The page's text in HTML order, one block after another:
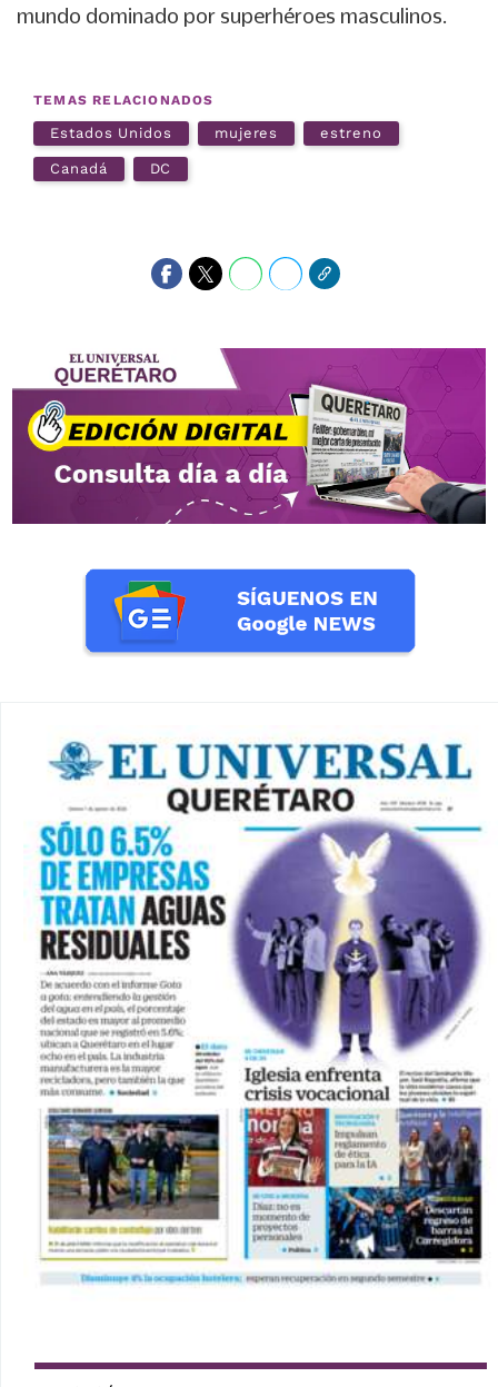
mundo dominado por superhéroes masculinos.
TEMAS RELACIONADOS
Estados Unidos mujeres estreno
Canadá DC